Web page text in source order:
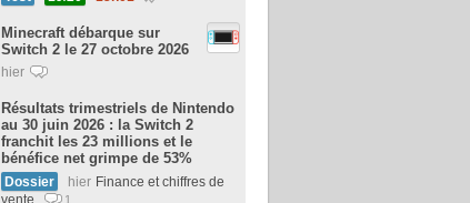
Minecraft débarque sur
Switch 2 le 27 octobre 2026
hier
Résultats trimestriels de Nintendo
au 30 juin 2026 : la Switch 2
franchit les 23 millions et le
bénéfice net grimpe de 53%
Dossier hier Finance et chiffres de
vente
1